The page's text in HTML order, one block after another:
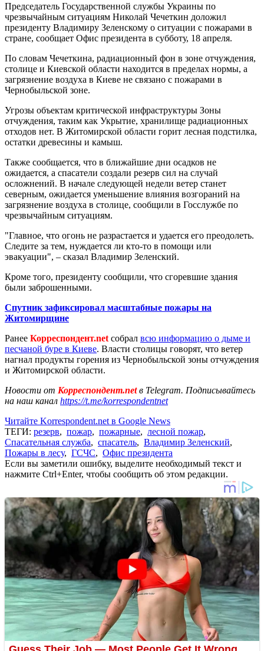
Председатель Государственной службы Украины по
чрезвычайным ситуациям Николай Чечеткин доложил
президенту Владимиру Зеленскому о ситуации с пожарами в
стране, сообщает Офис президента в субботу, 18 апреля.
По словам Чечеткина, радиационный фон в зоне отчуждения,
столице и Киевской области находится в пределах нормы, а
загрязнение воздуха в Киеве не связано с пожарами в
Чернобыльской зоне.
Угрозы объектам критической инфраструктуры Зоны
отчуждения, таким как Укрытие, хранилище радиационных
отходов нет. В Житомирской области горит лесная подстилка,
остатки древесины и камыш.
Также сообщается, что в ближайшие дни осадков не
ожидается, а спасатели создали резерв сил на случай
осложнений. В начале следующей недели ветер станет
северным, ожидается уменьшение влияния возгораний на
загрязнение воздуха в столице, сообщили в Госслужбе по
чрезвычайным ситуациям.
"Главное, что огонь не разрастается и удается его преодолеть.
Следите за тем, нуждается ли кто-то в помощи или
эвакуации", – сказал Владимир Зеленский.
Кроме того, президенту сообщили, что сгоревшие здания
были заброшенными.
Спутник зафиксировал масштабные пожары на
Житомирщине
Ранее Корреспондент.net собрал всю информацию о дыме и
песчаной буре в Киеве. Власти столицы говорят, что ветер
нагнал продукты горения из Чернобыльской зоны отчуждения
и Житомирской области.
Новости от Корреспондент.netв Telegram. Подписывайтесь
на наш канал https://t.me/korrespondentnet
Читайте Korrespondent.net в Google News
ТЕГИ: резерв, пожар, пожарные, лесной пожар,
Спасательная служба, спасатель, Владимир Зеленский,
Пожары в лесу, ГСЧС, Офис президента
Если вы заметили ошибку, выделите необходимый текст и
нажмите Ctrl+Enter, чтобы сообщить об этом редакции.